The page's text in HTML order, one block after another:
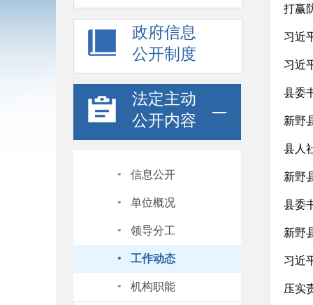
政府信息
公开制度
法定主动
公开内容
· 信息公开
· 单位概况
· 领导分工
· 工作动态
· 机构职能
打赢
习近
习近
县委
新野
县人
新野
县委
新野
压实